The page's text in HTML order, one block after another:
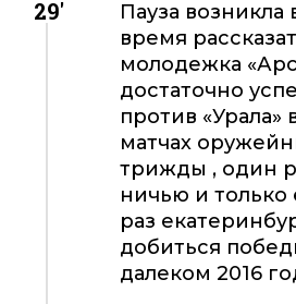
29'
Пауза возникла
время
молодежка
достаточно
против «Урала»
матчах
трижды , один
ничью и
раз
добиться
далеком 2016